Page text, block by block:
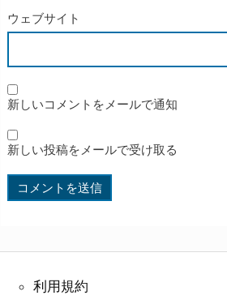
ウェブサイト
新しいコメントをメールで通知
新しい投稿をメールで受け取る
利用規約